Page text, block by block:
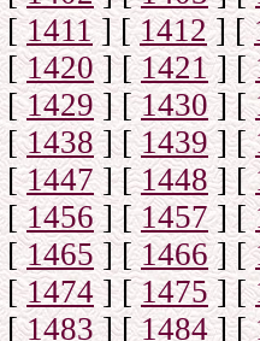
[1411] [1412] [
[1420] [1421] [
[1429] [1430] [
[1438] [1439] [
[1447] [1448] [
[1456] [1457] [
[1465] [1466] [
[1474] [1475] [
[1483] [1484] [